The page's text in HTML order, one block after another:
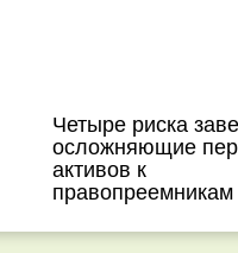
Четыре риска
осложняющие
активов к
правопреемникам